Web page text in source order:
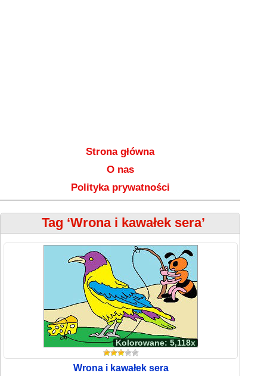
Strona główna
O nas
Polityka prywatności
Tag ‘Wrona i kawałek sera’
Kolorowane: 5,118x
Wrona i kawałek sera